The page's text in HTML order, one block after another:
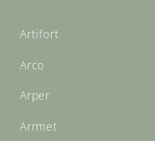
Artifort
Arco
Arper
Arrmet